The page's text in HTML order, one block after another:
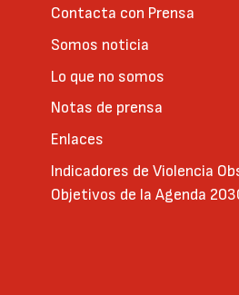
Contacta con Prensa
Somos noticia
Lo que no somos
Notas de prensa
Enlaces
Indicadores de Violencia
Objetivos de la Agenda